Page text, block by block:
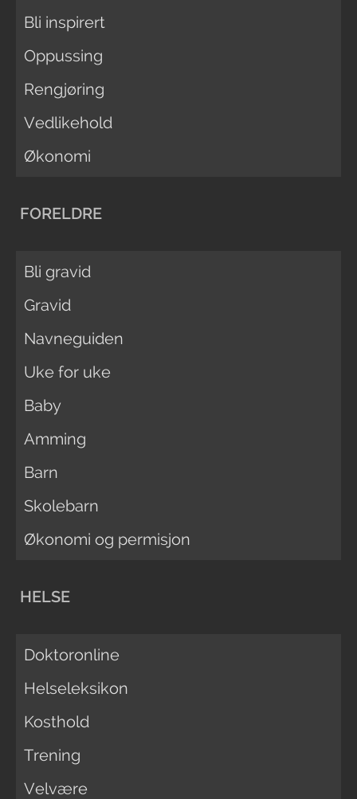
Bli inspirert
Oppussing
Rengjøring
Vedlikehold
Økonomi
FORELDRE
Bli gravid
Gravid
Navneguiden
Uke for uke
Baby
Amming
Barn
Skolebarn
Økonomi og permisjon
HELSE
Doktoronline
Helseleksikon
Kosthold
Trening
Velvære